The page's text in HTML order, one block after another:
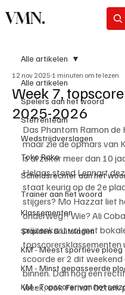
VMN.
Alle artikelen
Spelers aan het woord
Sterrenteam
Wedstrijdverslagen
Toko Roko
Scheidsrechter aan het
Trainer aan het woord
Klassementen
Standen & uitslagen
KM - Meest sportieve ploeg
KM - Minst gepasseerde
KM - Topscorer van het
Alle artikelen
Week 7,
2025-2026
12 nov 2025 1 minuten om te lezen
Das Phantom Ramon de
maar zie de opmars van
is al zeker meer dan 10
Helaas stond Lennart
staat keurig op de 2e
stijgers? Mo Hazzat liet
onderweg!! Wie? Ali
prijzenkast vol met
topscorersklassementen
scoorde er 2 dit
binnen. Dan nog een
week, ook Ferhat Ozturk